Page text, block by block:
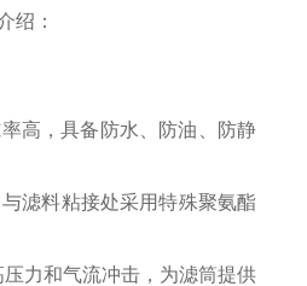
绍：
高，具备防水、防油、防静
滤料粘接处采用特殊聚氨酯
力和气流冲击，为滤筒提供